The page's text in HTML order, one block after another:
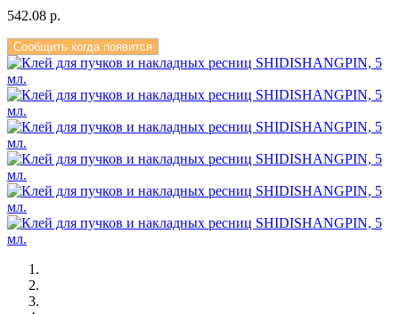
542.08 р.
Сообщить когда появится